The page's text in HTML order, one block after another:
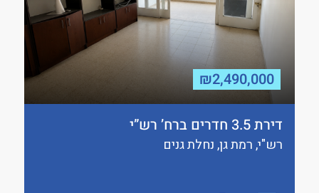
₪2,490,000
דירת 3.5 חדרים ברח’ רש”י
רש"י, רמת גן, נחלת גנים